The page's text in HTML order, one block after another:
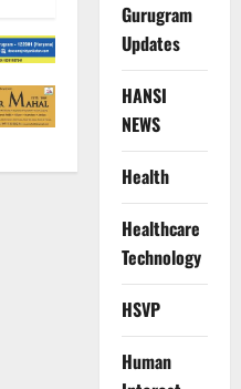
Gurugram
Updates
HANSI
NEWS
Health
Healthcare
Technology
HSVP
Human